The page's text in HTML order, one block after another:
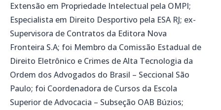
Extensão em Propriedade Intelectual pela OMPI;
Especialista em Direito Desportivo pela ESA RJ; ex-
Supervisora de Contratos da Editora Nova
Fronteira S.A; foi Membro da Comissão Estadual de
Direito Eletrônico e Crimes de Alta Tecnologia da
Ordem dos Advogados do Brasil – Seccional São
Paulo; foi Coordenadora de Cursos da Escola
Superior de Advocacia – Subseção OAB Búzios;